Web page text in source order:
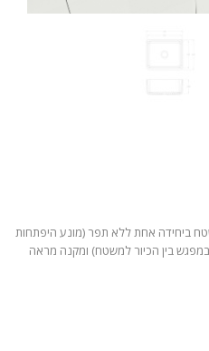
ביחידה אחת ללא תפר (מונע היפתחות
במפגש בין הכיור למשטח) ומקנה מראה